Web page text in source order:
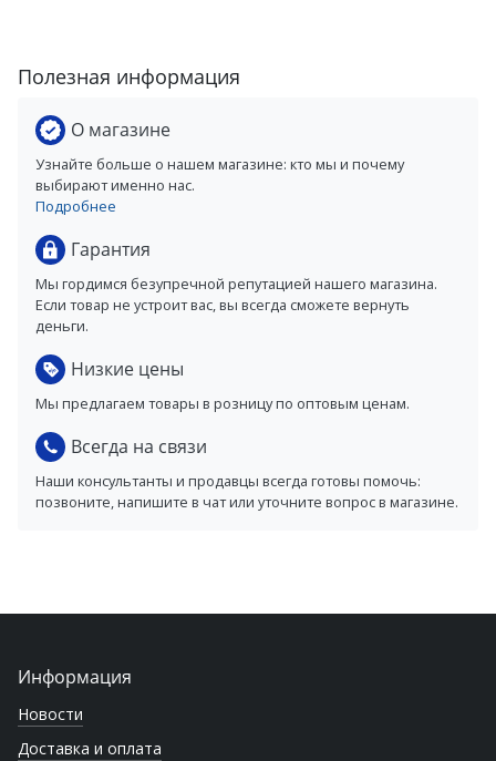
Полезная информация
О магазине
Узнайте больше о нашем магазине: кто мы и почему
выбирают именно нас.
Подробнее
Гарантия
Мы гордимся безупречной репутацией нашего магазина.
Если товар не устроит вас, вы всегда сможете вернуть
деньги.
Низкие цены
Мы предлагаем товары в розницу по оптовым ценам.
Всегда на связи
Наши консультанты и продавцы всегда готовы помочь:
позвоните, напишите в чат или уточните вопрос в магазине.
Информация
Новости
Доставка и оплата